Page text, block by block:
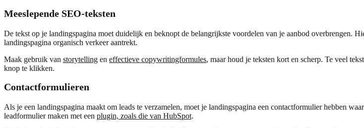
Meeslepende SEO-teksten
De tekst op je landingspagina moet duidelijk en beknopt de belangrijkste voordelen van je aanbod overbrengen.
landingspagina organisch verkeer aantrekt.
Maak gebruik van storytelling en effectieve copywritingformules, maar houd je teksten kort en scherp. Te veel
knop te klikken.
Contactformulieren
Als je een landingspagina maakt om leads te verzamelen, moet je landingspagina een contactformulier hebben
leadformulier maken met een plugin, zoals die van HubSpot.